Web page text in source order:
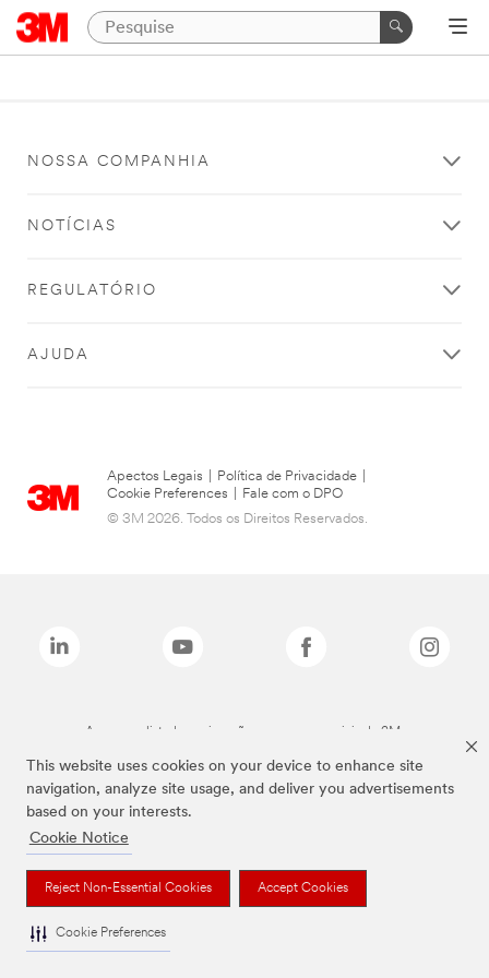
This website uses cookies on your device to enhance site
navigation, analyze site usage, and deliver you advertisements
based on your interests.
Cookie Notice
Reject Non-Essential Cookies Accept Cookies
Cookie Preferences
NOSSA COMPANHIA
NOTÍCIAS
REGULATÓRIO
AJUDA
Apectos Legais Política de Privacidade
Cookie Preferences
Fale com o DPO
© 3M 2026. Todos os Direitos Reservados.
As marcas listadas a cima são marcas comerciais da 3M.